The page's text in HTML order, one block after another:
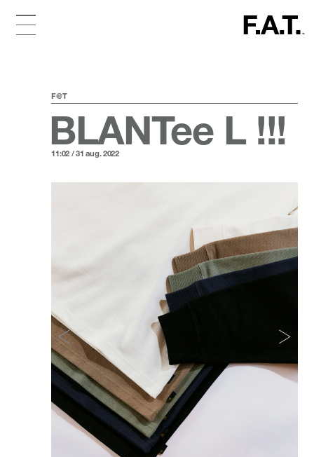
F@T
BLANTee L !!!
11:02 / 31 aug. 2022